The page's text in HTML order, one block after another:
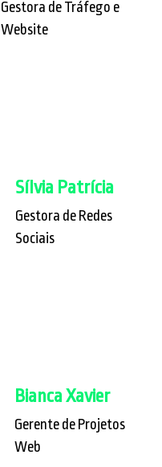
Gestora de Tráfego e
Website
Sílvia Patrícia
Gestora de Redes
Sociais
Bianca Xavier
Gerente de Projetos
Web